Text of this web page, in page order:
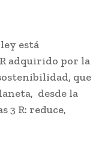
está
adquirido por la
que
desde la
3 R: reduce,